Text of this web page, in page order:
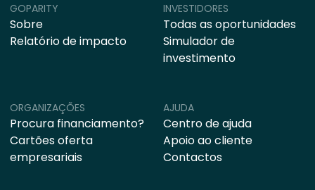
ORGANIZAÇÕES
Procura financiamento?
Cartões oferta
empresariais
AJUDA
Centro de ajuda
Apoio ao cliente
Contactos
GOPARITY
Sobre
Relatório de impacto
INVESTIDORES
Todas as oportunidades
Simulador de
investimento